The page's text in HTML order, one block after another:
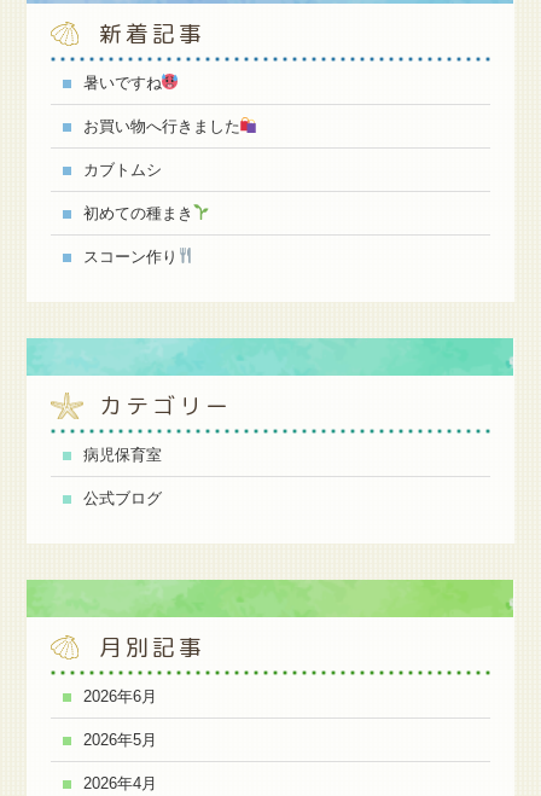
新着記事
暑いですね
お買い物へ行きました
カブトムシ
初めての種まき
スコーン作り
カテゴリー
病児保育室
公式ブログ
月別記事
2026年6月
2026年5月
2026年4月